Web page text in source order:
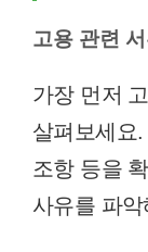
고용 관련
가장 먼저
살펴보세요
조항 등을
사유를 파